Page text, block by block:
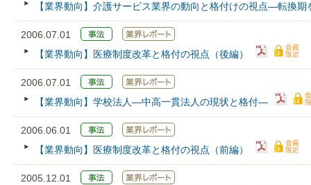
【業界動向】介護サービス業界の動向と格付けの視点―転換
2006.07.01
【業界動向】医療制度改革と格付の視点（後編）
2006.07.01
【業界動向】学校法人―中高一貫法人の現状と格付―
2006.06.01
【業界動向】医療制度改革と格付の視点（前編）
2005.12.01